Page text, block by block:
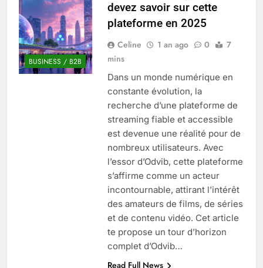
Quel est le salaire de Myriam Seurat en
2025 ?
4 Mois Ago
Okrami : comprendre ses
fonctionnalités clés et avantages
4 Mois Ago
Découvrez notre test d’orientation
gratuit spécialement conçu pour
collégiens et lycéens
4 Mois Ago
Liste complète des marques
rezoactif.com à connaître en 2025
4 Mois Ago
BUSINESS / B2B
devez savoir sur cette
plateforme en 2025
Celine 1 an ago 0
7
mins
Dans un monde numérique en
constante évolution, la
recherche d’une plateforme de
streaming fiable et accessible
est devenue une réalité pour de
nombreux utilisateurs. Avec
l’essor d’Odvib, cette plateforme
s’affirme comme un acteur
incontournable, attirant l’intérêt
des amateurs de films, de séries
et de contenu vidéo. Cet article
te propose un tour d’horizon
complet d’Odvib…
Read Full News